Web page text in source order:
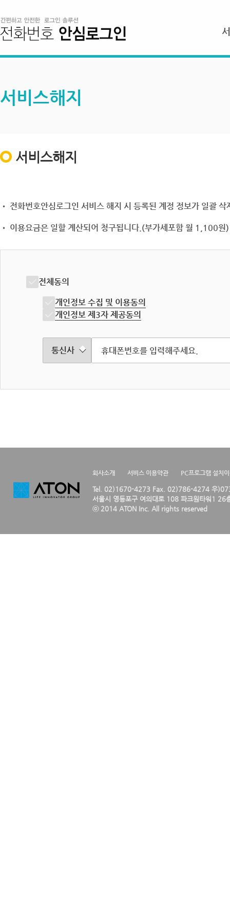
서비스해지
서비스해지
• 전화번호안심로그인 서비스 해지 시 등록된 계정 정보가 일괄
• 이용요금은 일할 계산되어 청구됩니다.(부가세포함 월 1,100원)
전체동의
개인정보 수집 및 이용동의
개인정보 제3자 제공동의
회사소개 서비스 이용약관 PC프로그램 설치
Tel. 02)1670-4273 Fax. 02)786-4274 우
서울시 영등포구 여의대로 108 파크원타워1 26
ⓒ 2014 ATON Inc. All rights reserved